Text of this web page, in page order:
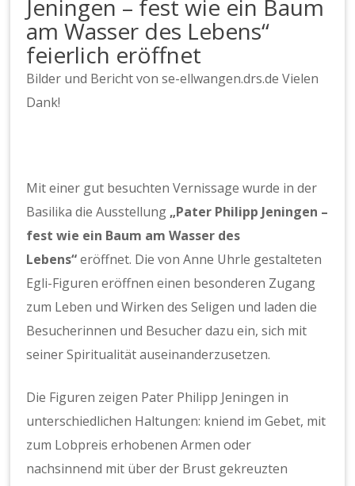
Jeningen – fest wie ein Baum
am Wasser des Lebens“
feierlich eröffnet
Bilder und Bericht von se-ellwangen.drs.de Vielen
Dank!
Mit einer gut besuchten Vernissage wurde in der
Basilika die Ausstellung „Pater Philipp Jeningen –
fest wie ein Baum am Wasser des
Lebens“eröffnet. Die von Anne Uhrle gestalteten
Egli-Figuren eröffnen einen besonderen Zugang
zum Leben und Wirken des Seligen und laden die
Besucherinnen und Besucher dazu ein, sich mit
seiner Spiritualität auseinanderzusetzen.
Die Figuren zeigen Pater Philipp Jeningen in
unterschiedlichen Haltungen: kniend im Gebet, mit
zum Lobpreis erhobenen Armen oder
nachsinnend mit über der Brust gekreuzten